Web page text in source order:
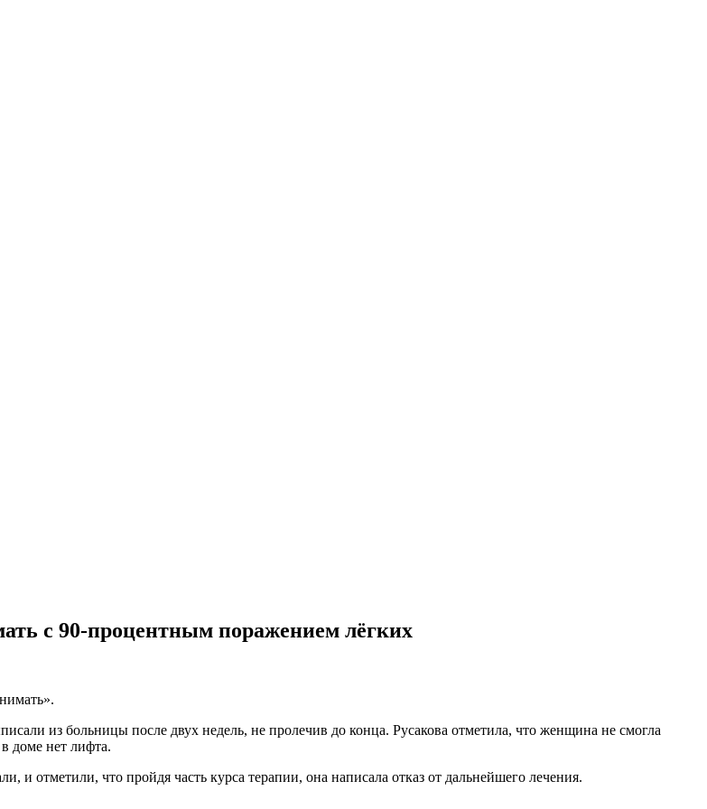
с 90-процентным поражением лёгких
из больницы после двух недель, не пролечив до конца. Русакова отметила, что женщина не смогла
доме нет лифта.
отметили, что пройдя часть курса терапии, она написала отказ от дальнейшего лечения.